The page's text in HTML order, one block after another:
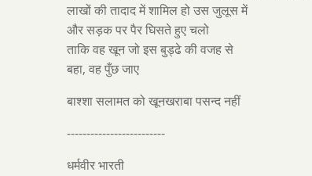
लाखों की तादाद में शामिल हो उस जुलूस में
और सड़क पर पैर घिसते हुए चलो
ताकि वह खून जो इस बुड्ढे की वजह से
बहा, वह पुँछ जाए
बाश्शा सलामत को खूनखराबा पसन्द नहीं
-------------------------
धर्मवीर भारती